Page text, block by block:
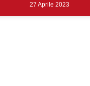
27 Aprile 2023